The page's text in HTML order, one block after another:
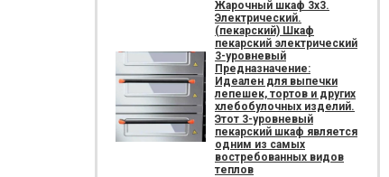
Жарочный шкаф 3х3.
Электрический.
(пекарский) Шкаф
пекарский электрический
3-уровневый
Предназначение:
Идеален для выпечки
лепешек, тортов и других
хлебобулочных изделий.
Этот 3-уровневый
пекарский шкаф является
одним из самых
востребованных видов
теплов